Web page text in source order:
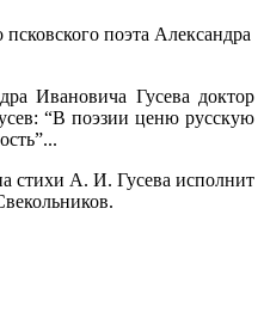
псковского поэта Александра
Ивановича Гусева доктор
“В поэзии ценю русскую
стихи А. И. Гусева исполнит